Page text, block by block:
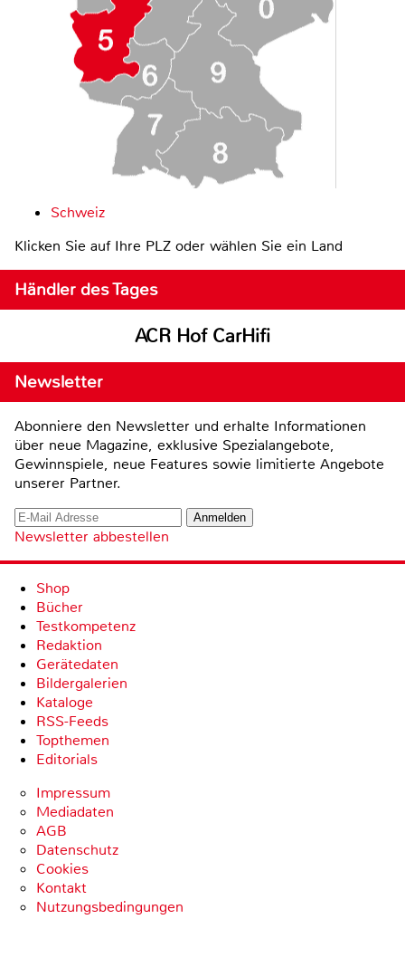
Schweiz
Klicken Sie auf Ihre PLZ oder wählen Sie ein Land
Händler des Tages
ACR Hof CarHifi
Newsletter
Abonniere den Newsletter und erhalte Informationen
über neue Magazine, exklusive Spezialangebote,
Gewinnspiele, neue Features sowie limitierte Angebote
unserer Partner.
Newsletter abbestellen
Shop
Bücher
Testkompetenz
Redaktion
Gerätedaten
Bildergalerien
Kataloge
RSS-Feeds
Topthemen
Editorials
Impressum
Mediadaten
AGB
Datenschutz
Cookies
Kontakt
Nutzungsbedingungen